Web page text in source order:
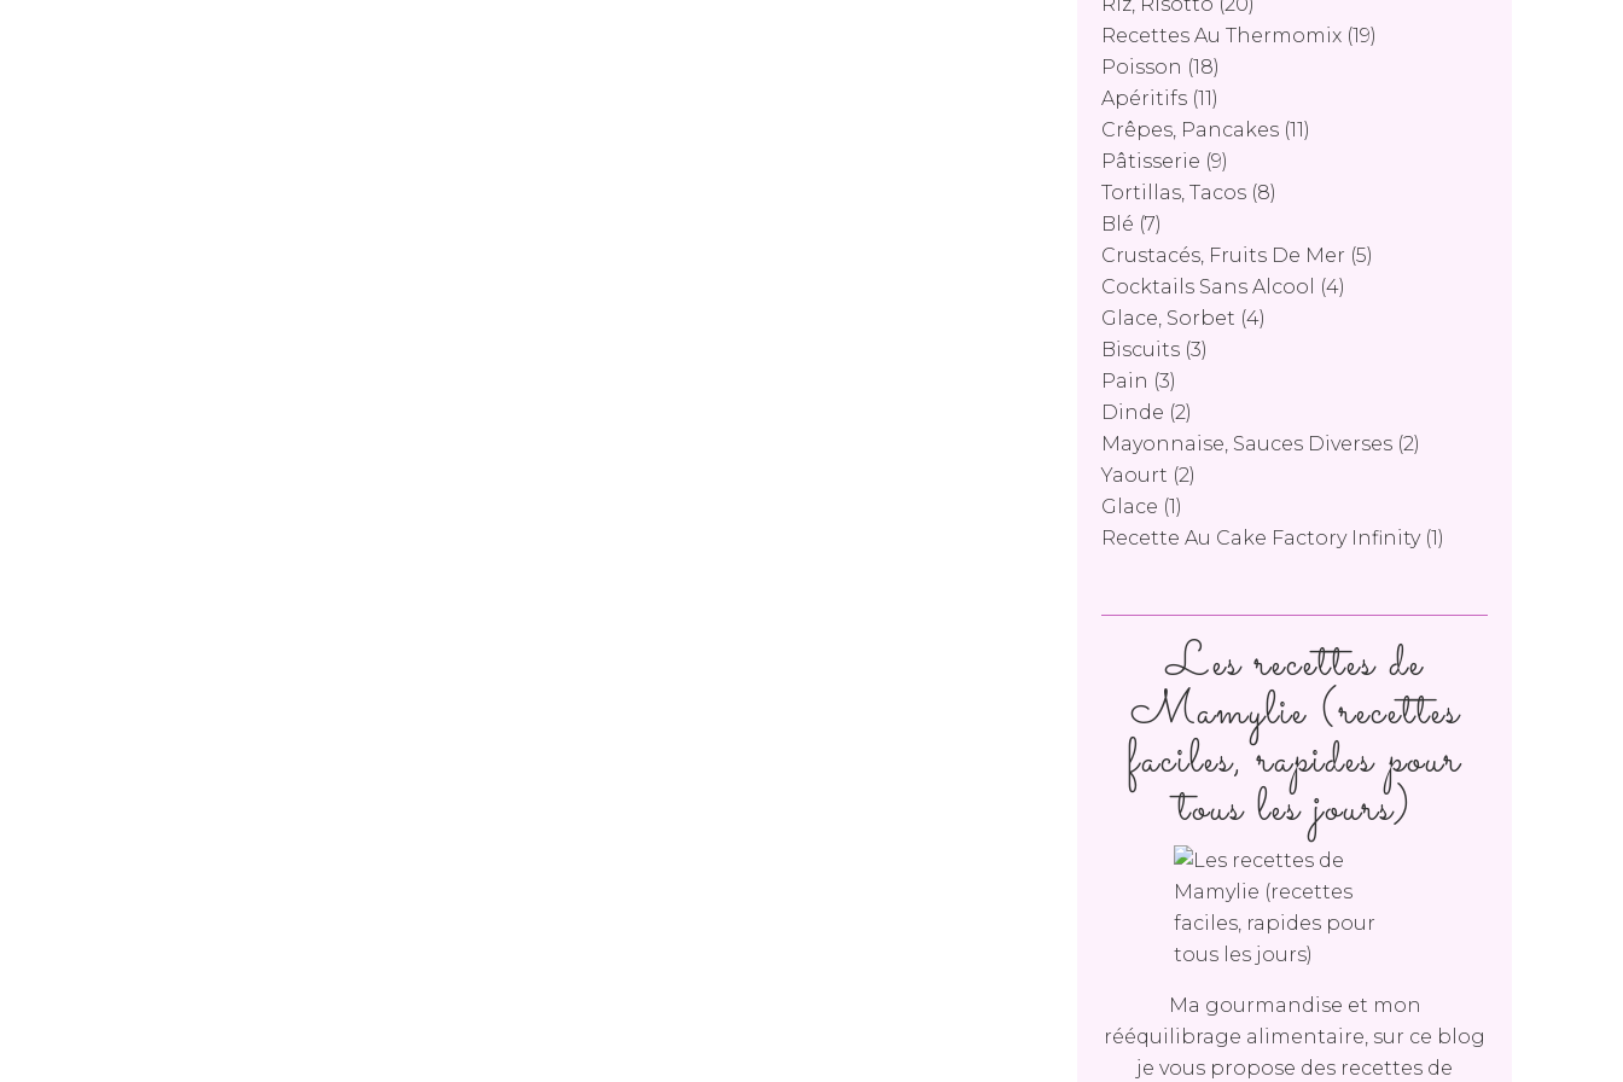
Recettes Au Thermomix (19)
Poisson (18)
Apéritifs (11)
Crêpes, Pancakes (11)
Pâtisserie (9)
Tortillas, Tacos (8)
Blé (7)
Crustacés, Fruits De Mer (5)
Cocktails Sans Alcool
(4)
Glace, Sorbet (4)
Biscuits (3)
Pain (3)
Dinde (2)
Mayonnaise, Sauces Diverses (2)
Yaourt (2)
Glace (1)
Recette Au Cake Factory Infinity(1)
Les recettes de
Mamylie (recettes
faciles, rapides pour
tous les jours)
Ma gourmandise et mon
rééquilibrage alimentaire, sur ce blog
je vous propose des recettes de